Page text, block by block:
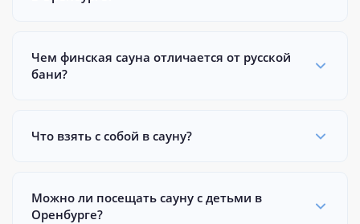
Чем финская сауна отличается от русской
бани?
Что взять с собой в сауну?
Можно ли посещать сауну с детьми в
Оренбурге?